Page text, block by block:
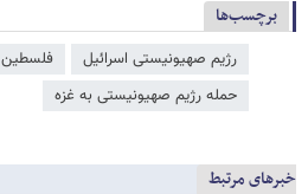
برچسب‌ها
رژیم صهیونیستی اسرائیل فلسطین
حمله رژیم صهیونیستی به غزه
خبرهای مرتبط